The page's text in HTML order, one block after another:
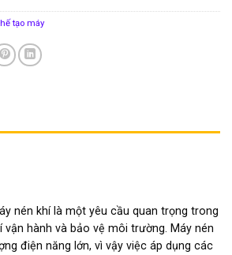
tạo máy
nén khí là một yêu cầu quan trọng trong
hành và bảo vệ môi trường. Máy nén
điện năng lớn, vì vậy việc áp dụng các